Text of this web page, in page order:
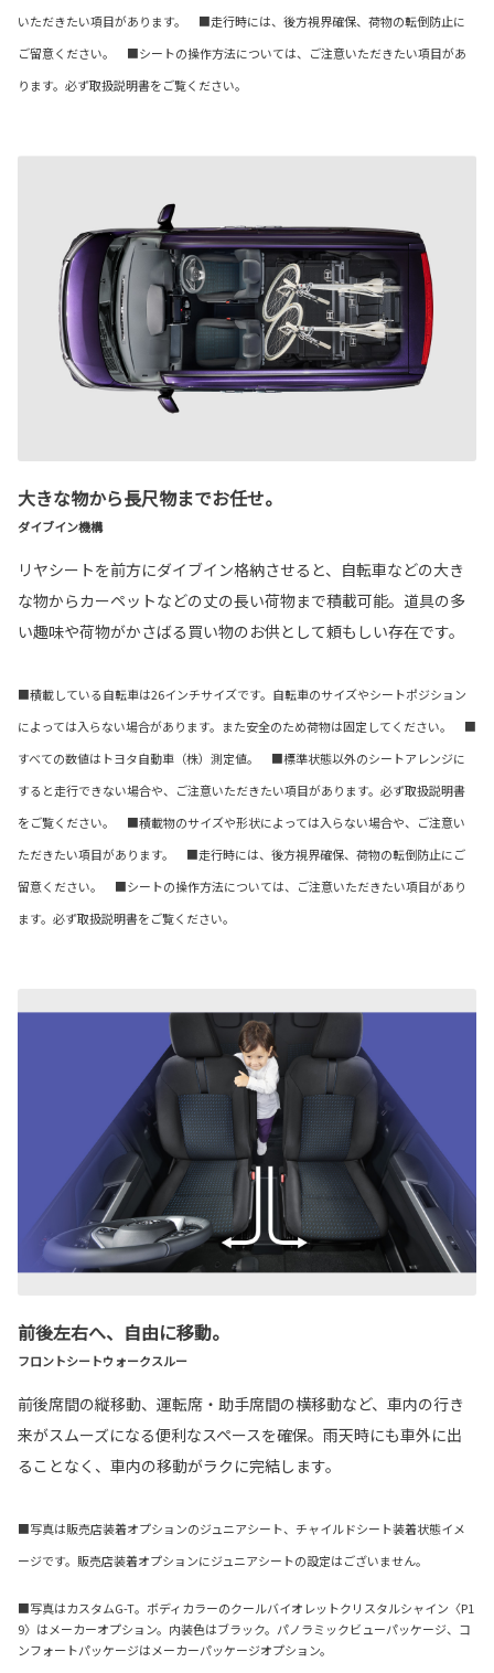
いただきたい項目があります。 ■走行時には、後方視界確保、荷物の転倒防止に
ご留意ください。 ■シートの操作方法については、ご注意いただきたい項目があ
ります。必ず取扱説明書をご覧ください。
大きな物から長尺物までお任せ。
ダイブイン機構
リヤシートを前方にダイブイン格納させると、自転車などの大き
な物からカーペットなどの丈の長い荷物まで積載可能。道具の多
い趣味や荷物がかさばる買い物のお供として頼もしい存在です。
■積載している自転車は26インチサイズです。自転車のサイズやシートポジション
によっては入らない場合があります。また安全のため荷物は固定してください。 ■
すべての数値はトヨタ自動車（株）測定値。 ■標準状態以外のシートアレンジに
すると走行できない場合や、ご注意いただきたい項目があります。必ず取扱説明書
をご覧ください。 ■積載物のサイズや形状によっては入らない場合や、ご注意い
ただきたい項目があります。 ■走行時には、後方視界確保、荷物の転倒防止にご
留意ください。 ■シートの操作方法については、ご注意いただきたい項目があり
ます。必ず取扱説明書をご覧ください。
前後左右へ、自由に移動。
フロントシートウォークスルー
前後席間の縦移動、運転席・助手席間の横移動など、車内の行き
来がスムーズになる便利なスペースを確保。雨天時にも車外に出
ることなく、車内の移動がラクに完結します。
■写真は販売店装着オプションのジュニアシート、チャイルドシート装着状態イメ
ージです。販売店装着オプションにジュニアシートの設定はございません。
■写真はカスタムG-T。ボディカラーのクールバイオレットクリスタルシャイン〈P1
9〉はメーカーオプション。内装色はブラック。パノラミックビューパッケージ、コ
ンフォートパッケージはメーカーパッケージオプション。